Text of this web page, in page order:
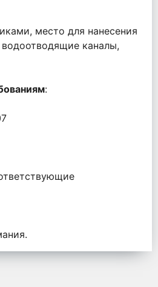
место для нанесения
каналы,
: